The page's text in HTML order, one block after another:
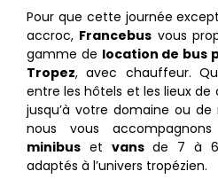
Pour que cette journée
accroc, Francebus vous
gamme de location de bus
Tropez, avec chauffeur.
entre les hôtels et les lieux
jusqu’à votre domaine ou
nous vous
minibus et vansde 7 à
adaptés à l’univers tropézien.